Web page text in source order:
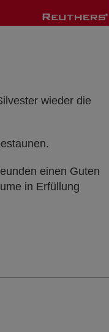
wieder die
einen Guten
in Erfüllung